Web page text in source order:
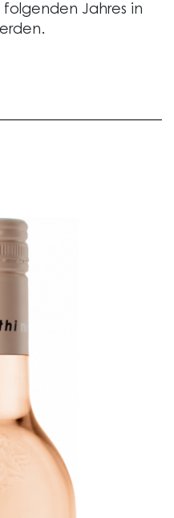
folgenden Jahres in